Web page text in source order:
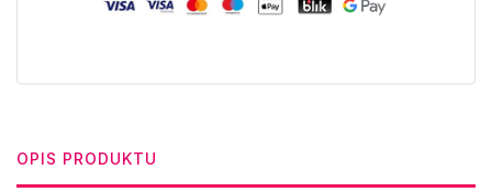
OPIS PRODUKTU